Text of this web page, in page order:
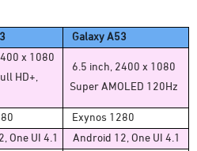
Galaxy A53
x 1080
HD+,
6.5 inch, 2400 x 1080
Super AMOLED 120Hz
Exynos 1280
One UI 4.1
Android 12, One UI 4.1